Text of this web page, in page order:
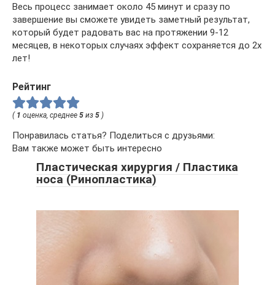
Весь процесс занимает около 45 минут и сразу по
завершение вы сможете увидеть заметный результат,
который будет радовать вас на протяжении 9-12
месяцев, в некоторых случаях эффект сохраняется до 2х
лет!
Рейтинг
( 1 оценка, среднее 5 из 5 )
Понравилась статья? Поделиться с друзьями:
Вам также может быть интересно
Пластическая хирургия / Пластика
носа (Ринопластика)